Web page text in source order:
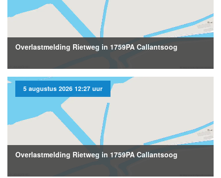
Overlastmelding Rietweg in 1759PA Callantsoog
5 augustus 2026 12:27 uur
Overlastmelding Rietweg in 1759PA Callantsoog